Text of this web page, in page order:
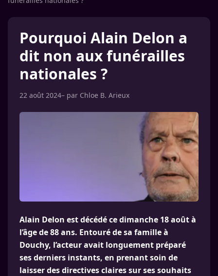
Pourquoi Alain Delon a
dit non aux funérailles
nationales ?
22 août 2024– par Chloe B. Arieux
Alain Delon est décédé ce dimanche 18 août à
l’âge de 88 ans. Entouré de sa famille à
Douchy, l’acteur avait longuement préparé
ses derniers instants, en prenant soin de
laisser des directives claires sur ses souhaits